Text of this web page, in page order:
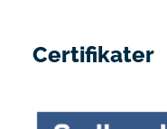
Certifikater